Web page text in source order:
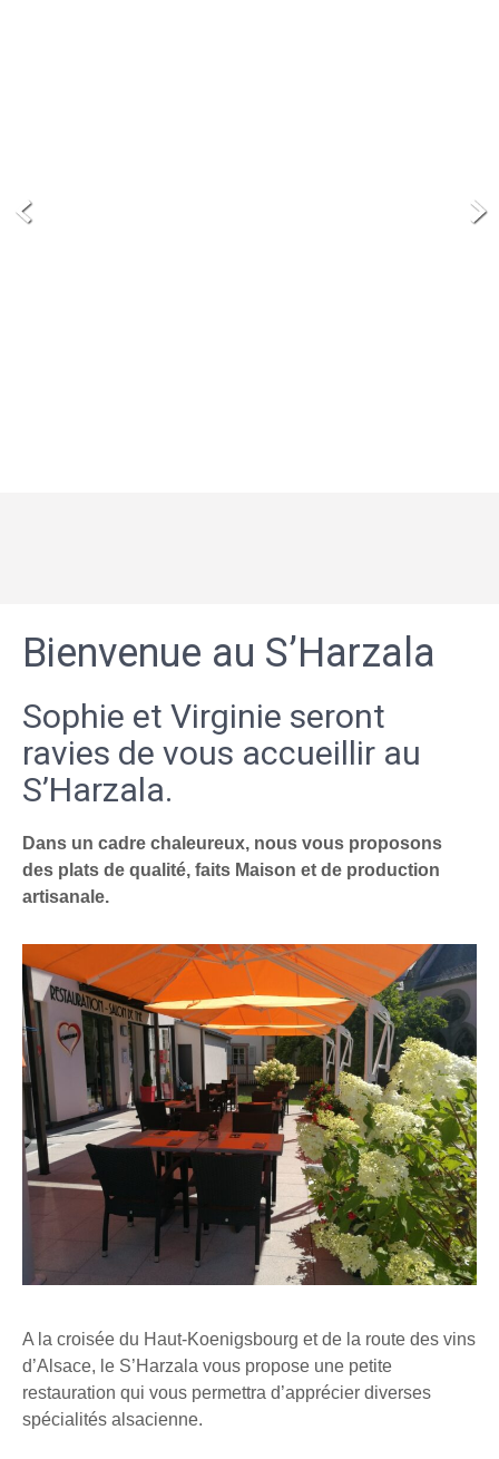
Bienvenue au S’Harzala
Sophie et Virginie seront
ravies de vous accueillir au
S’Harzala.
Dans un cadre chaleureux, nous vous proposons
des plats de qualité, faits Maison et de production
artisanale.
A la croisée du Haut-Koenigsbourg et de la route des vins
d’Alsace, le S’Harzala vous propose une petite
restauration qui vous permettra d’apprécier diverses
spécialités alsacienne.